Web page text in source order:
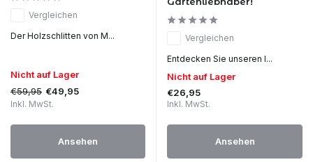
Vergleichen
Der Holzschlitten von M...
Nicht auf Lager
€59,95 €49,95
Inkl. MwSt.
Ansehen
Vergleichen
Entdecken Sie unseren l...
Nicht auf Lager
€26,95
Inkl. MwSt.
Ansehen